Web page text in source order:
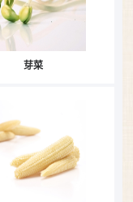
芽菜